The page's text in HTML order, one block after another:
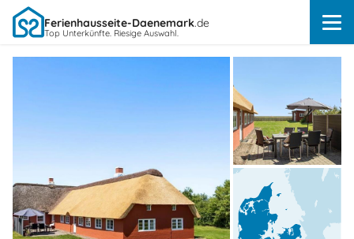
Ferienhausseite-Daenemark.de
Top Unterkünfte. Riesige Auswahl.